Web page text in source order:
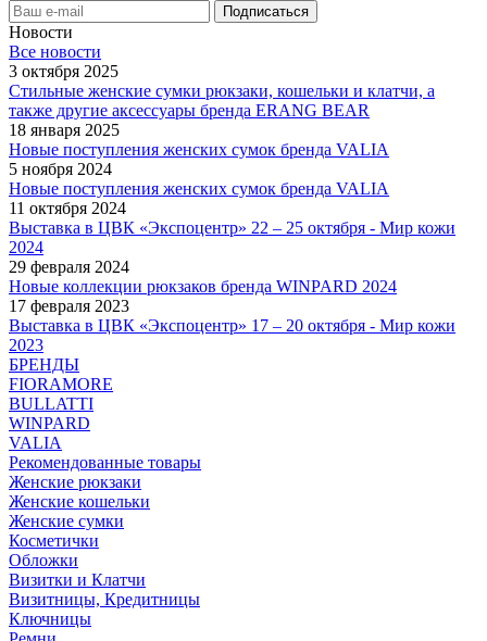
Новости
Все новости
3 октября 2025
Стильные женские сумки рюкзаки, кошельки и клатчи, а
также другие аксессуары бренда ERANG BEAR
18 января 2025
Новые поступления женских сумок бренда VALIA
5 ноября 2024
Новые поступления женских сумок бренда VALIA
11 октября 2024
Выставка в ЦВК «Экспоцентр» 22 – 25 октября - Мир кожи
2024
29 февраля 2024
Новые коллекции рюкзаков бренда WINPARD 2024
17 февраля 2023
Выставка в ЦВК «Экспоцентр» 17 – 20 октября - Мир кожи
2023
БРЕНДЫ
FIORAMORE
BULLATTI
WINPARD
VALIA
Рекомендованные товары
Женские рюкзаки
Женские кошельки
Женские сумки
Косметички
Обложки
Визитки и Клатчи
Визитницы, Кредитницы
Ключницы